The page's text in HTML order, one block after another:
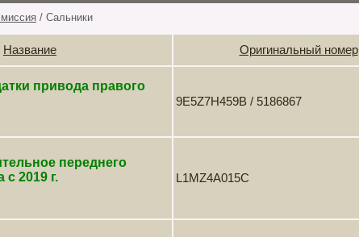
/ Сальники
Название Оригинальный номер
привода правого
9E5Z7H459B / 5186867
переднего
2019 г.
L1MZ4A015C